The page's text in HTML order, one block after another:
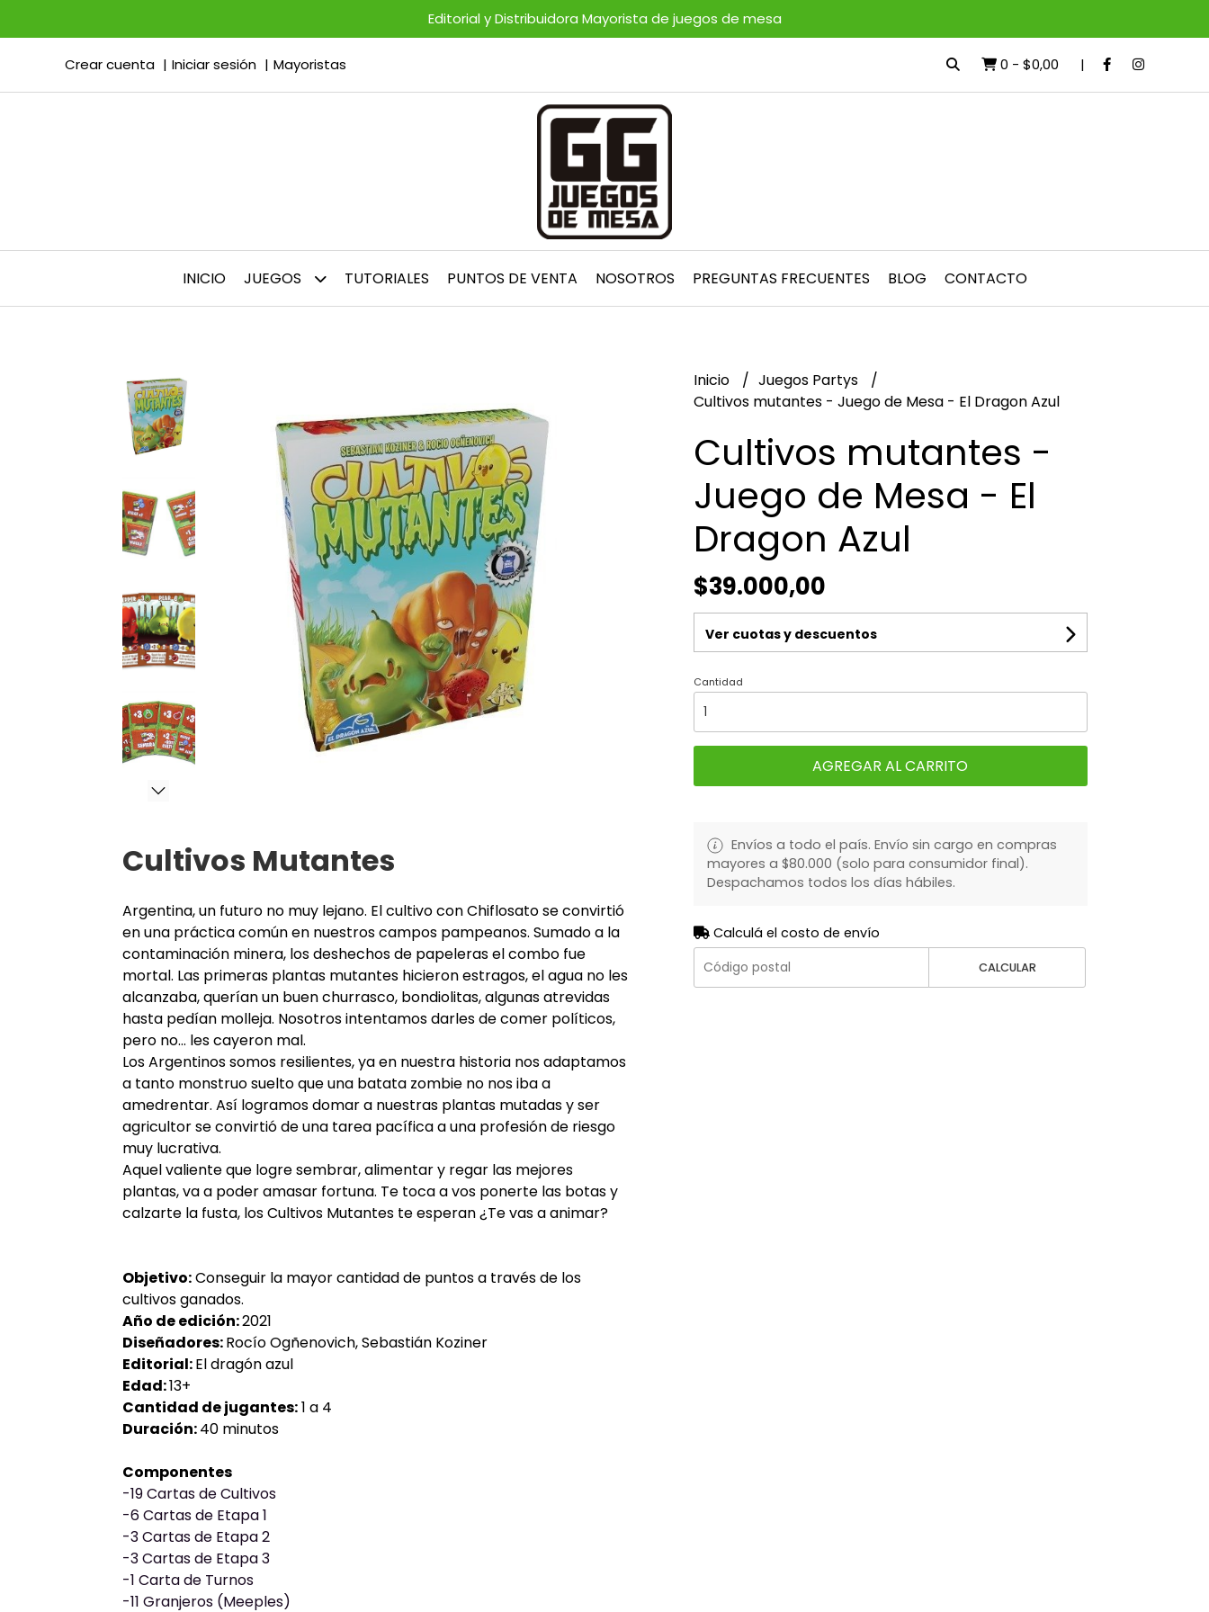
Editorial y Distribuidora Mayorista de juegos de mesa
Crear cuenta Iniciar sesión Mayoristas 0 - $0,00
INICIO JUEGOS TUTORIALES PUNTOS DE VENTA NOSOTROS PREGUNTAS FRECUENTES BLOG CONTACTO
Cultivos Mutantes
Argentina, un futuro no muy lejano. El cultivo con Chiflosato se convirtió
en una práctica común en nuestros campos pampeanos. Sumado a la
contaminación minera, los deshechos de papeleras el combo fue
mortal. Las primeras plantas mutantes hicieron estragos, el agua no les
alcanzaba, querían un buen churrasco, bondiolitas, algunas atrevidas
hasta pedían molleja. Nosotros intentamos darles de comer políticos,
pero no... les cayeron mal.
Los Argentinos somos resilientes, ya en nuestra historia nos adaptamos
a tanto monstruo suelto que una batata zombie no nos iba a
amedrentar. Así logramos domar a nuestras plantas mutadas y ser
agricultor se convirtió de una tarea pacífica a una profesión de riesgo
muy lucrativa.
Aquel valiente que logre sembrar, alimentar y regar las mejores
plantas, va a poder amasar fortuna. Te toca a vos ponerte las botas y
calzarte la fusta, los Cultivos Mutantes te esperan ¿Te vas a animar?
Objetivo:Conseguir la mayor cantidad de puntos a través de los
cultivos ganados.
Año de edición:2021
Diseñadores:Rocío Ogñenovich, Sebastián Koziner
Editorial:El dragón azul
Edad:13+
Cantidad de jugantes:1 a 4
Duración:40 minutos
Componentes
-19 Cartas de Cultivos
-6 Cartas de Etapa 1
-3 Cartas de Etapa 2
-3 Cartas de Etapa 3
-1 Carta de Turnos
-11 Granjeros (Meeples)
Inicio
Juegos Partys
Cultivos mutantes - Juego de Mesa - El Dragon Azul
Cultivos mutantes -
Juego de Mesa - El
Dragon Azul
$39.000,00
Ver cuotas y descuentos
Cantidad
AGREGAR AL CARRITO
Envíos a todo el país. Envío sin cargo en compras
mayores a $80.000 (solo para consumidor final).
Despachamos todos los días hábiles.
Calculá el costo de envío
CALCULAR